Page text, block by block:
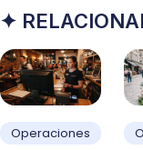
✦
Operaciones